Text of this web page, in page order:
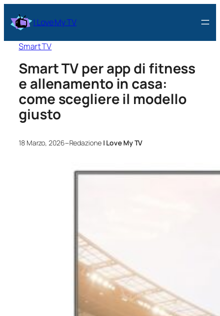
I Love My TV
Smart TV
Smart TV per app di fitness
e allenamento in casa:
come scegliere il modello
giusto
18 Marzo, 2026–Redazione I Love My TV